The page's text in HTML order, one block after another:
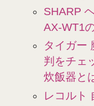
SHARP
AX-WT1
タイガー
判をチェ
炊飯器と
レコルト